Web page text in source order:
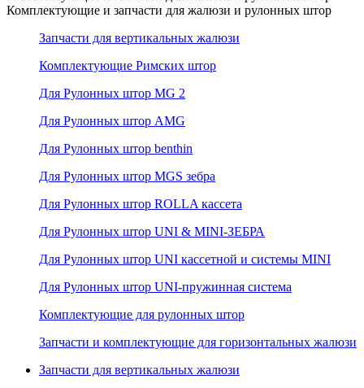
Комплектующие и запчасти для жалюзи и рулонных штор
Запчасти для вертикальных жалюзи
Комплектующие Римских штор
Для Рулонных штор MG 2
Для Рулонных штор AMG
Для Рулонных штор benthin
Для Рулонных штор MGS зебра
Для Рулонных штор ROLLA кассета
Для Рулонных штор UNI & MINI-ЗЕБРА
Для Рулонных штор UNI кассетной и системы MINI
Для Рулонных штор UNI-пружинная система
Комплектующие для рулонных штор
Запчасти и комплектующие для горизонтальных жалюзи
Запчасти для вертикальных жалюзи